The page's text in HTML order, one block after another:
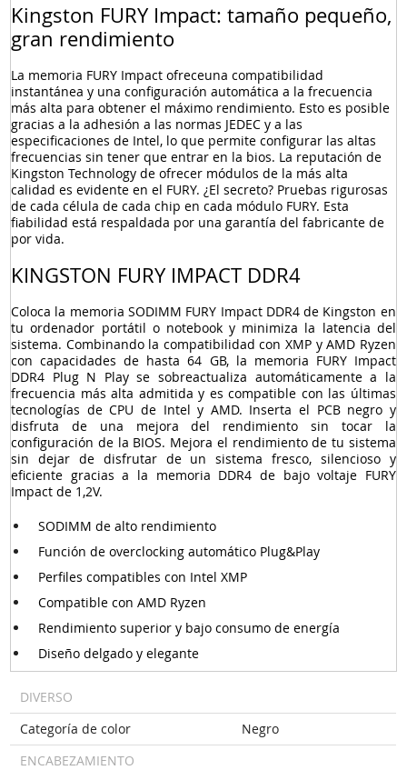
Kingston FURY Impact: tamaño pequeño,
gran rendimiento
La memoria FURY Impact ofreceuna compatibilidad
instantánea y una configuración automática a la frecuencia
más alta para obtener el máximo rendimiento. Esto es posible
gracias a la adhesión a las normas JEDEC y a las
especificaciones de Intel, lo que permite configurar las altas
frecuencias sin tener que entrar en la bios. La reputación de
Kingston Technology de ofrecer módulos de la más alta
calidad es evidente en el FURY. ¿El secreto? Pruebas rigurosas
de cada célula de cada chip en cada módulo FURY. Esta
fiabilidad está respaldada por una garantía del fabricante de
por vida.
KINGSTON FURY IMPACT DDR4
Coloca la memoria SODIMM FURY Impact DDR4 de Kingston en
tu ordenador portátil o notebook y minimiza la latencia del
sistema. Combinando la compatibilidad con XMP y AMD Ryzen
con capacidades de hasta 64 GB, la memoria FURY Impact
DDR4 Plug N Play se sobreactualiza automáticamente a la
frecuencia más alta admitida y es compatible con las últimas
tecnologías de CPU de Intel y AMD. Inserta el PCB negro y
disfruta de una mejora del rendimiento sin tocar la
configuración de la BIOS. Mejora el rendimiento de tu sistema
sin dejar de disfrutar de un sistema fresco, silencioso y
eficiente gracias a la memoria DDR4 de bajo voltaje FURY
Impact de 1,2V.
SODIMM de alto rendimiento
Función de overclocking automático Plug&Play
Perfiles compatibles con Intel XMP
Compatible con AMD Ryzen
Rendimiento superior y bajo consumo de energía
Diseño delgado y elegante
DIVERSO
Categoría de color
Negro
ENCABEZAMIENTO